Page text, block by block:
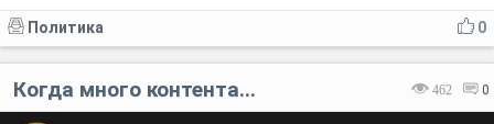
0
Политика
462 0
Когда много контента...